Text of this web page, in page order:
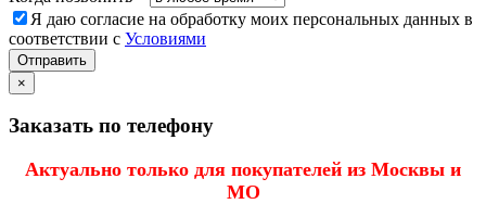
Я даю согласие на обработку моих персональных данных в
соответствии с Условиями
Отправить
×
Заказать по телефону
Актуально только для покупателей из Москвы и
МО